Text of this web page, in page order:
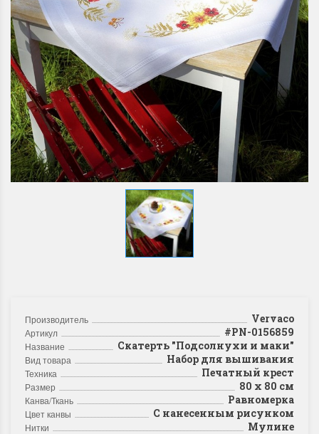
Производитель Vervaco
Артикул #PN-0156859
Название Скатерть "Подсолнухи и маки"
Вид товара Набор для вышивания
Техника Печатный крест
Размер 80 x 80 см
Канва/Ткань Равномерка
Цвет канвы С нанесенным рисунком
Нитки Мулине